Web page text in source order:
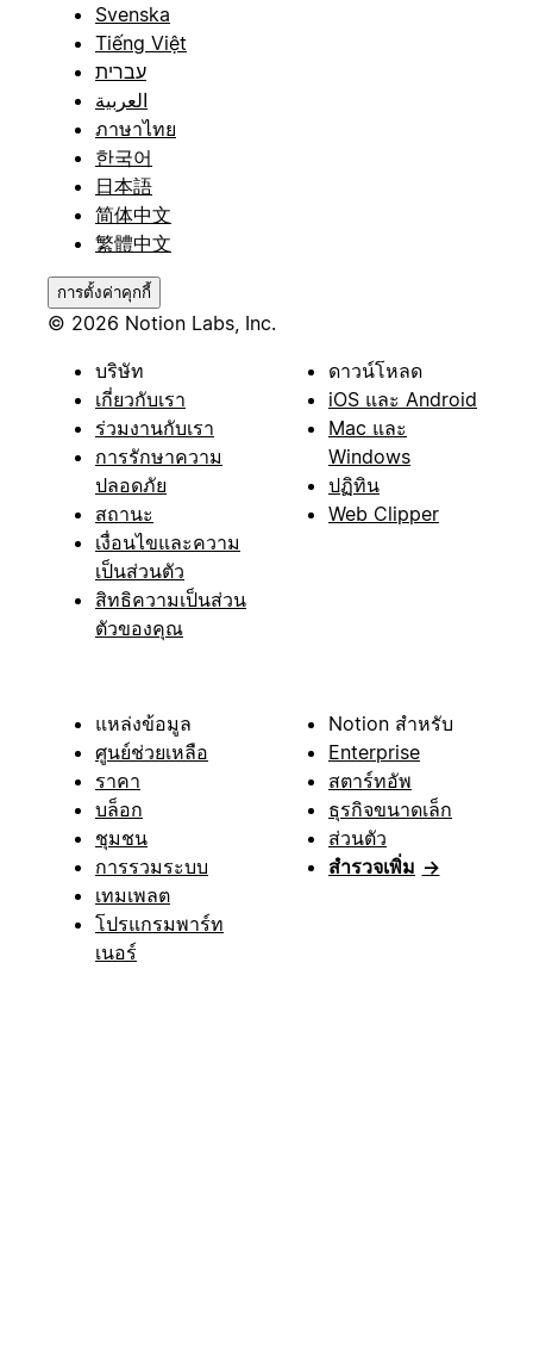
Svenska
Tiếng Việt
עברית
العربية
ภาษาไทย
한국어
日本語
简体中文
繁體中文
การตั้งค่าคุกกี้
© 2026 Notion Labs, Inc.
บริษัท
เกี่ยวกับเรา
ร่วมงานกับเรา
การรักษาความ
ปลอดภัย
สถานะ
เงื่อนไขและความ
เป็นส่วนตัว
สิทธิความเป็นส่วน
ตัวของคุณ
ดาวน์โหลด
iOS และ Android
Mac และ
Windows
ปฏิทิน
Web Clipper
แหล่งข้อมูล
ศูนย์ช่วยเหลือ
ราคา
บล็อก
ชุมชน
การรวมระบบ
เทมเพลต
โปรแกรมพาร์ท
เนอร์
Notion สำหรับ
Enterprise
สตาร์ทอัพ
ธุรกิจขนาดเล็ก
ส่วนตัว
สำรวจเพิ่ม →